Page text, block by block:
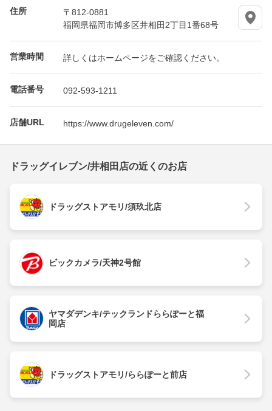
住所
〒812-0881
福岡県福岡市博多区井相田2丁目1番68号
営業時間 詳しくはホームページをご確認ください。
電話番号 092-593-1211
店舗URL https://www.drugeleven.com/
ドラッグイレブン/井相田店の近くのお店
ドラッグストアモリ/須玖北店
ビックカメラ/天神2号館
ヤマダデンキ/テックランドららぽーと福
岡店
ドラッグストアモリ/ららぽーと前店